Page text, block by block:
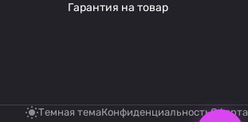
Гарантия на товар
Темная темаКонфиденциальностьОферта